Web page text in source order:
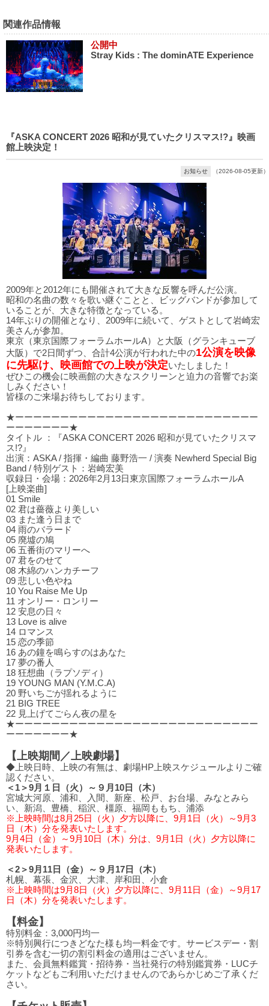
関連作品情報
公開中
Stray Kids : The dominATE Experience
『ASKA CONCERT 2026 昭和が見ていたクリスマス!?』映画
館上映決定！
お知らせ （2026-08-05更新）
2009年と2012年にも開催されて大きな反響を呼んだ公演。
昭和の名曲の数々を歌い継ぐことと、ビッグバンドが参加して
いることが、大きな特徴となっている。
14年ぶりの開催となり、2009年に続いて、ゲストとして岩崎宏
美さんが参加。
東京（東京国際フォーラムホールA）と大阪（グランキューブ
大阪）で2日間ずつ、合計4公演が行われた中の1公演を映像
に先駆け、映画館での上映が決定いたしました！
ぜひこの機会に映画館の大きなスクリーンと迫力の音響でお楽
しみください！
皆様のご来場お待ちしております。
★ーーーーーーーーーーーーーーーーーーーーーーーーーーー
ーーーーーーー★
タイトル ：『ASKA CONCERT 2026 昭和が見ていたクリスマ
ス!?』
出演：ASKA / 指揮・編曲 藤野浩一 / 演奏 Newherd Special Big
Band / 特別ゲスト：岩崎宏美
収録日・会場：2026年2月13日東京国際フォーラムホールA
[上映楽曲]
01 Smile
02 君は薔薇より美しい
03 また逢う⽇まで
04 ⾬のバラード
05 廃墟の鳩
06 五番街のマリーへ
07 君をのせて
08 木綿のハンカチーフ
09 悲しい⾊やね
10 You Raise Me Up
11 オンリー・ロンリー
12 安息の⽇々
13 Love is alive
14 ロマンス
15 恋の季節
16 あの鐘を鳴らすのはあなた
17 夢の番⼈
18 狂想曲（ラプソディ）
19 YOUNG MAN (Y.M.C.A)
20 野いちごが揺れるように
21 BIG TREE
22 ⾒上げてごらん夜の星を
★ーーーーーーーーーーーーーーーーーーーーーーーーーーー
ーーーーーーー★
【上映期間／上映劇場】
◆上映日時、上映の有無は、劇場HP上映スケジュールよりご確
認ください。
＜1＞9月１日（火）～９月10日（木）
宮城大河原、浦和、入間、新座、松戸、お台場、みなとみら
い、新潟、豊橋、稲沢、橿原、福岡ももち、浦添
※上映時間は8月25日（火）夕方以降に、9月1日（火）～9月3
日（木）分を発表いたします。
9月4日（金）～9月10日（木）分は、9月1日（火）夕方以降に
発表いたします。
＜2＞9月11日（金）～９月17日（木）
札幌、幕張、金沢、大津、岸和田、小倉
※上映時間は9月8日（火）夕方以降に、9月11日（金）～9月17
日（木）分を発表いたします。
【料金】
特別料金：3,000円均一
※特別興行につきどなた様も均一料金です。サービスデー・割
引券を含む一切の割引料金の適用はございません。
また、会員無料鑑賞・招待券・当社発行の特別鑑賞券・LUCチ
ケットなどもご利用いただけませんのであらかじめご了承くだ
さい。